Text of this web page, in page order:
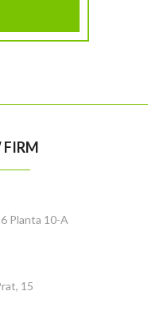
FIRM
Planta 10-A
15